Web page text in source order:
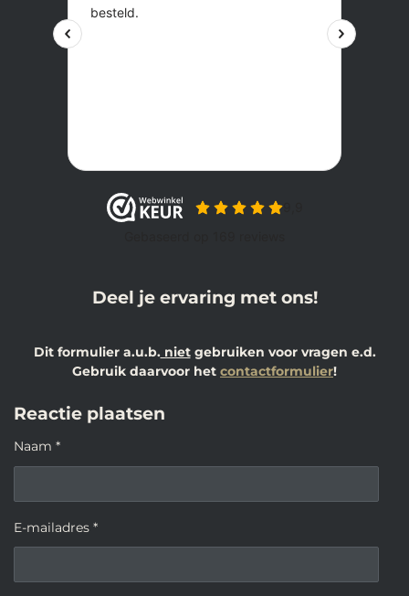
Deel je ervaring met ons!
Dit formulier a.u.b.nietgebruiken voor vragen e.d.
Gebruik daarvoor het contactformulier!
Reactie plaatsen
Naam *
E-mailadres *